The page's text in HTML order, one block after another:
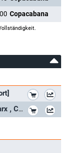
Copacabana
Copacabana (Import Dvd) (2013) Groucho Marx , Carmen Miranda , Steve Cochran , G